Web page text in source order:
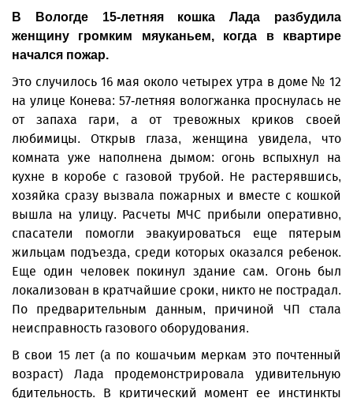
В Вологде 15-летняя кошка Лада разбудила
женщину громким мяуканьем, когда в квартире
начался пожар.
Это случилось 16 мая около четырех утра в доме № 12
на улице Конева: 57-летняя вологжанка проснулась не
от запаха гари, а от тревожных криков своей
любимицы. Открыв глаза, женщина увидела, что
комната уже наполнена дымом: огонь вспыхнул на
кухне в коробе с газовой трубой. Не растерявшись,
хозяйка сразу вызвала пожарных и вместе с кошкой
вышла на улицу. Расчеты МЧС прибыли оперативно,
спасатели помогли эвакуироваться еще пятерым
жильцам подъезда, среди которых оказался ребенок.
Еще один человек покинул здание сам. Огонь был
локализован в кратчайшие сроки, никто не пострадал.
По предварительным данным, причиной ЧП стала
неисправность газового оборудования.
В свои 15 лет (а по кошачьим меркам это почтенный
возраст) Лада продемонстрировала удивительную
бдительность. В критический момент ее инстинкты